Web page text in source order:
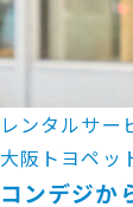
レンタルサー
大阪トヨペッ
コンデジか